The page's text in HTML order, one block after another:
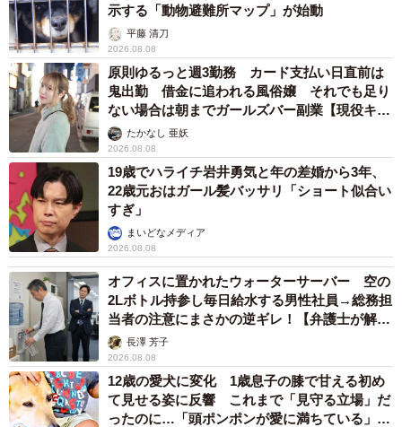
示する「動物避難所マップ」が始動
平藤 清刀
2026.08.08
原則ゆるっと週3勤務 カード支払い日直前は
鬼出勤 借金に追われる風俗嬢 それでも足り
ない場合は朝までガールズバー副業【現役キャ
ストに取材】
たかなし 亜妖
2026.08.08
19歳でハライチ岩井勇気と年の差婚から3年、
22歳元おはガール髪バッサリ「ショート似合い
すぎ」
まいどなメディア
2026.08.08
オフィスに置かれたウォーターサーバー 空の
2Lボトル持参し毎日給水する男性社員→総務担
当者の注意にまさかの逆ギレ！【弁護士が解
説】長澤 芳子
2026.08.08
12歳の愛犬に変化 1歳息子の膝で甘える初め
て見せる姿に反響 これまで「見守る立場」だ
ったのに…「頭ポンポンが愛に満ちている」